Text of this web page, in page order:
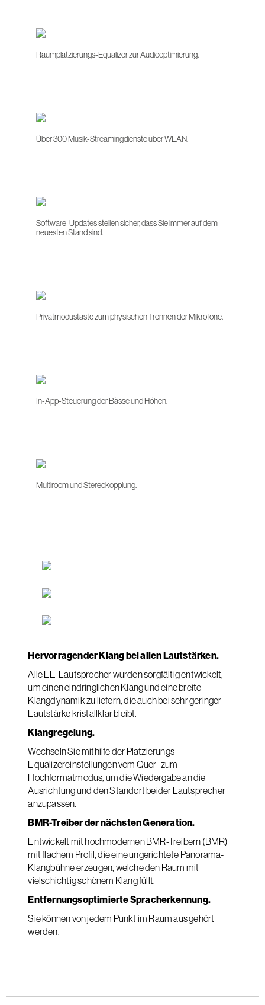
Raumplatzierungs-Equalizer zur Audiooptimierung.
Über 300 Musik-Streamingdienste über WLAN.
Software-Updates stellen sicher, dass Sie immer auf dem
neuesten Stand sind.
Privatmodustaste zum physischen Trennen der Mikrofone.
In-App-Steuerung der Bässe und Höhen.
Multiroom und Stereokopplung.
Hervorragender Klang bei allen Lautstärken.
Alle LE-Lautsprecher wurden sorgfältig entwickelt,
um einen eindringlichen Klang und eine breite
Klangdynamik zu liefern, die auch bei sehr geringer
Lautstärke kristallklar bleibt.
Klangregelung.
Wechseln Sie mithilfe der Platzierungs-
Equalizereinstellungen vom Quer- zum
Hochformatmodus, um die Wiedergabe an die
Ausrichtung und den Standort beider Lautsprecher
anzupassen.
BMR-Treiber der nächsten Generation.
Entwickelt mit hochmodernen BMR-Treibern (BMR)
mit flachem Profil, die eine ungerichtete Panorama-
Klangbühne erzeugen, welche den Raum mit
vielschichtig schönem Klang füllt.
Entfernungsoptimierte Spracherkennung.
Sie können von jedem Punkt im Raum aus gehört
werden.